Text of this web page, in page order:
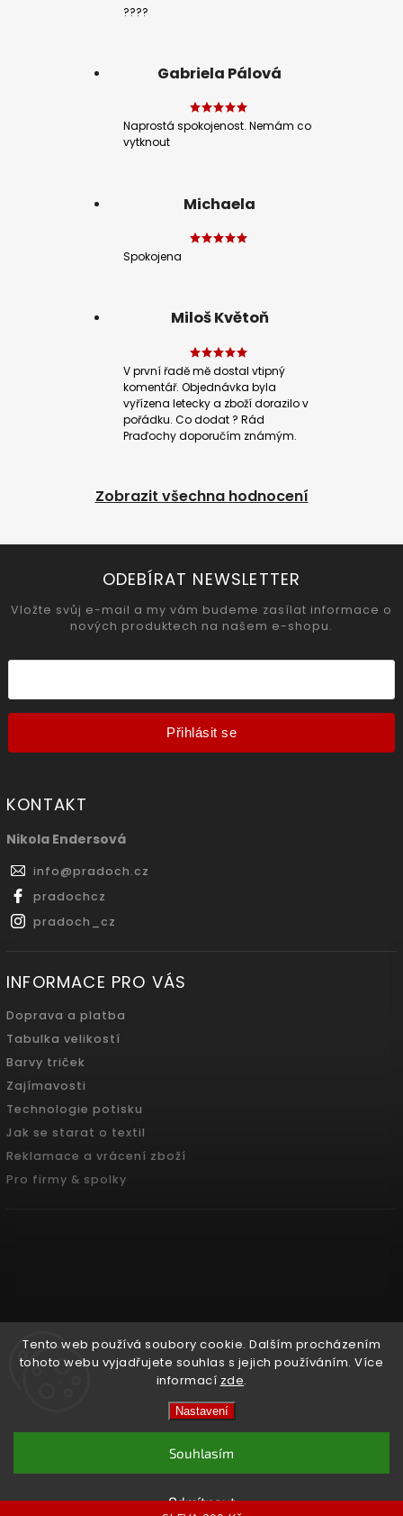
Tento web používá soubory cookie. Dalším procházením
tohoto webu vyjadřujete souhlas s jejich používáním. Více
informací zde.
Nastavení
Odmítnout
Souhlasím
????
Gabriela Pálová
Naprostá spokojenost. Nemám co
vytknout
Michaela
Spokojena
Miloš Květoň
V první řadě mě dostal vtipný
komentář. Objednávka byla
vyřízena letecky a zboží dorazilo v
pořádku. Co dodat ? Rád
Praďochy doporučím známým.
Zobrazit všechna hodnocení
ODEBÍRAT NEWSLETTER
Vložte svůj e-mail a my vám budeme zasílat informace o
nových produktech na našem e-shopu.
Přihlásit se
KONTAKT
Nikola Endersová
info@pradoch.cz
pradochcz
pradoch_cz
INFORMACE PRO VÁS
Doprava a platba
Tabulka velikostí
Barvy triček
Zajímavosti
Technologie potisku
Jak se starat o textil
Reklamace a vrácení zboží
Pro firmy & spolky
Pradoch.cz. Všechna práva vyhrazena.
Shoptet| Design